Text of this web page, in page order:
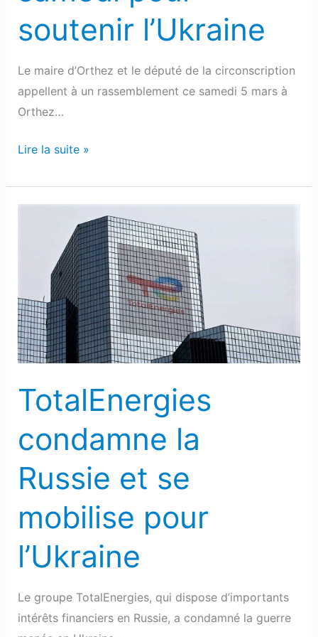
soutenir l’Ukraine
Le maire d’Orthez et le député de la circonscription
appellent à un rassemblement ce samedi 5 mars à
Orthez…
Lire la suite »
TotalEnergies
condamne la
Russie et se
mobilise pour
l’Ukraine
Le groupe TotalEnergies, qui dispose d’importants
intérêts financiers en Russie, a condamné la guerre
condamne
Russie
et
se
mobilise
pour